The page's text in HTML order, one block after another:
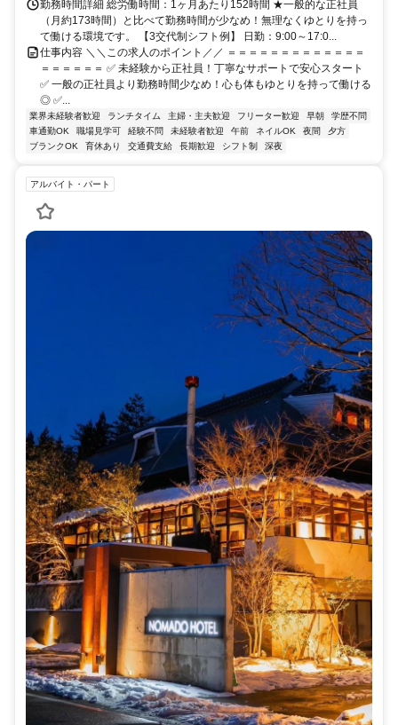
勤務時間詳細 総労働時間：1ヶ月あたり152時間 ★一般的な正社員
（月約173時間）と比べて勤務時間が少なめ！無理なくゆとりを持っ
て働ける環境です。 【3交代制シフト例】 日勤：9:00～17:0...
仕事内容 ＼＼この求人のポイント／／ ＝＝＝＝＝＝＝＝＝＝＝＝＝
＝＝＝＝＝＝ ✅ 未経験から正社員！丁寧なサポートで安心スタート
✅ 一般の正社員より勤務時間少なめ！心も体もゆとりを持って働ける
◎ ✅...
業界未経験者歓迎 ランチタイム 主婦・主夫歓迎 フリーター歓迎 早朝
学歴不問
車通勤OK
職場見学可 経験不問 未経験者歓迎 午前 ネイルOK 夜間
夕方
ブランクOK
育休あり 交通費支給 長期歓迎 シフト制 深夜
アルバイト・パート